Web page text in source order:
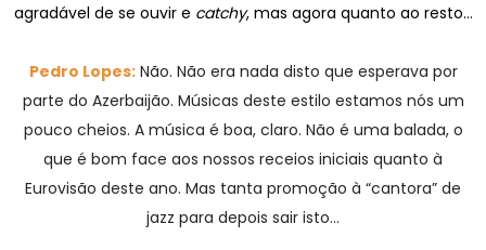
agradável de se ouvir e catchy, mas agora quanto ao resto…
Pedro Lopes:Não. Não era nada disto que esperava por
parte do Azerbaijão. Músicas deste estilo estamos nós um
pouco cheios. A música é boa, claro. Não é uma balada, o
que é bom face aos nossos receios iniciais quanto à
Eurovisão deste ano. Mas tanta promoção à “cantora” de
jazz para depois sair isto…